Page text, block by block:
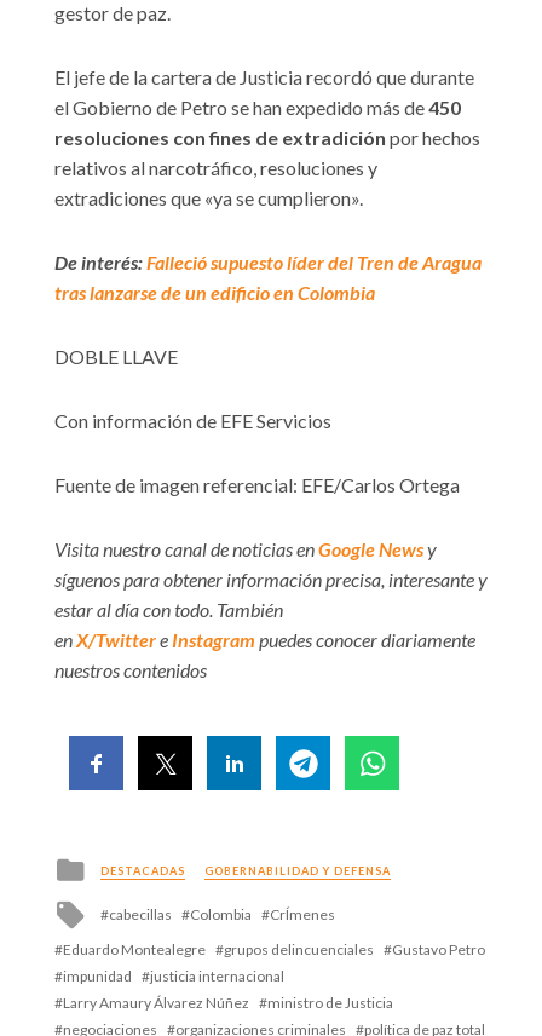
gestor de paz.
El jefe de la cartera de Justicia recordó que durante
el Gobierno de Petro se han expedido más de450
resoluciones con fines de extradición por hechos
relativos al narcotráfico, resoluciones y
extradiciones que «ya se cumplieron».
De interés:Falleció supuesto líder del Tren de Aragua
tras lanzarse de un edificio en Colombia
DOBLE LLAVE
Con información de EFE Servicios
Fuente de imagen referencial: EFE/Carlos Ortega
Visita nuestro canal de noticias enGoogle Newsy
síguenos para obtener información precisa, interesante y
estar al día con todo. También
enX/Twittere Instagram puedes conocer diariamente
nuestros contenidos
Posted
in
DESTACADAS GOBERNABILIDAD Y DEFENSA
Tagged
cabecillas Colombia
CrÍmenes
Eduardo Montealegre
grupos delincuenciales
Gustavo Petro
impunidad
justicia internacional
Larry Amaury Álvarez Núñez
ministro de Justicia
negociaciones
organizaciones criminales política de paz total